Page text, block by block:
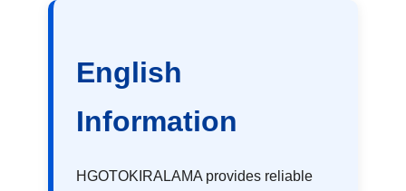
English
Information
HGOTOKIRALAMA provides reliable